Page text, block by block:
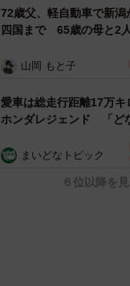
72歳父、軽自動車で新潟
四国まで 65歳の母と2
憩まで分刻み… 「大学生
山岡 もと子
愛車は総走行距離17万キ
ホンダレジェンド 「ど
所漫才師が譲渡の意向
まいどなトピック
６位以降を